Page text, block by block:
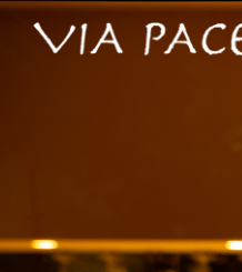
手間ひまを惜しまず、プロの技